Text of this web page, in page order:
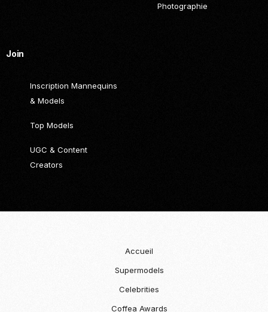
Photographie
Join
Inscription Mannequins
& Models
Top Models
UGC & Content
Creators
Accueil
Supermodels
Celebrities
Coffea Awards